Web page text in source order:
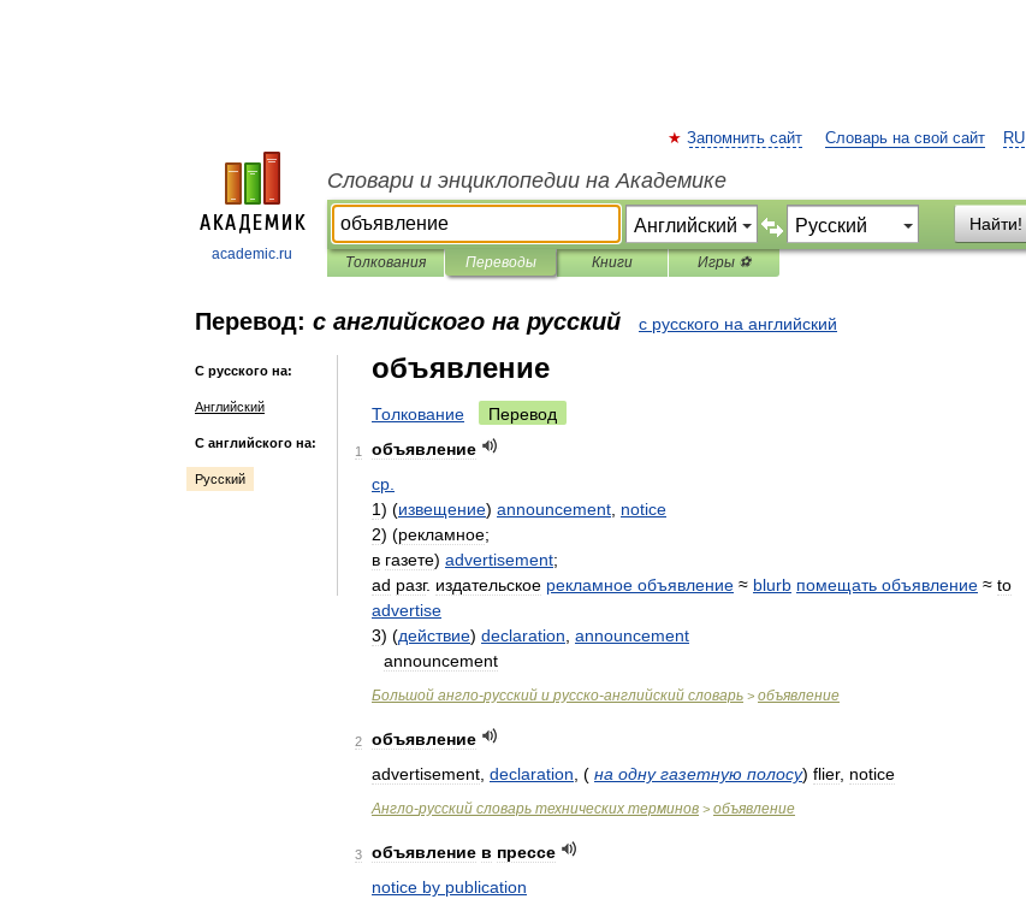
academic.ru
RU
Запомнить сайт Словарь на свой сайт
Словари и энциклопедии на Академике
Найти!
Толкования Переводы Книги Игры ⚽
Перевод: с английского на русский с русского на английский
С русского на:
Английский
С английского на:
Русский
объявление
Толкование Перевод
1
объявление
ср
1) (извещение) announcement notice
2) (рекламное;
в газете) advertisement;
ad разг. издательское рекламное объявление ≈ blurb помещать объявление ≈ to
advertise
3) (действие) declaration announcement
announcement
Большой англо-русский и русско-английский словарь > объявление
2
объявление
advertisement declaration ( на одну газетную полосу) flier, notice
Англо-русский словарь технических терминов > объявление
3 объявление в прессе
notice by publication